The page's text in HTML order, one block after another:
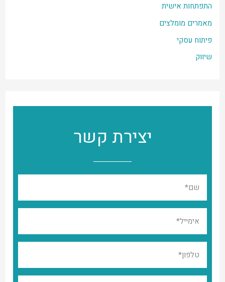
התפתחות אישית
מאמרים מומלצים
פיתוח עסקי
שיווק
יצירת קשר